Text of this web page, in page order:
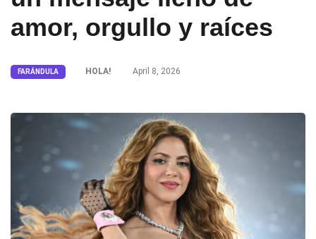
amor, orgullo y raíces
FARÁNDULA HOLA! April 8, 2026